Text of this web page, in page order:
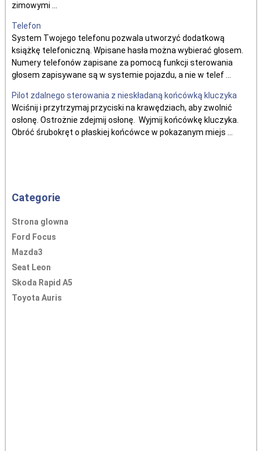
zimowymi ...
Telefon
System Twojego telefonu pozwala utworzyć dodatkową
książkę telefoniczną. Wpisane hasła można wybierać głosem.
Numery telefonów zapisane za pomocą funkcji sterowania
głosem zapisywane są w systemie pojazdu, a nie w telef ...
Pilot zdalnego sterowania z nieskładaną końcówką kluczyka
Wciśnij i przytrzymaj przyciski na krawędziach, aby zwolnić
osłonę. Ostrożnie zdejmij osłonę. Wyjmij końcówkę kluczyka.
Obróć śrubokręt o płaskiej końcówce w pokazanym miejs ...
Categorie
Strona glowna
Ford Focus
Mazda3
Seat Leon
Skoda Rapid A5
Toyota Auris